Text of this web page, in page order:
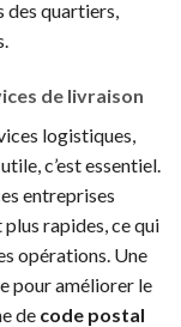
des quartiers,
de livraison
logistiques,
c’est essentiel.
entreprises
rapides, ce qui
opérations. Une
pour améliorer le
de code postal